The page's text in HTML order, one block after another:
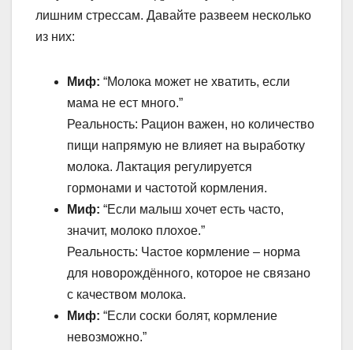
лишним стрессам. Давайте развеем несколько
из них:
Миф: “Молока может не хватить, если
мама не ест много.”
Реальность: Рацион важен, но количество
пищи напрямую не влияет на выработку
молока. Лактация регулируется
гормонами и частотой кормления.
Миф: “Если малыш хочет есть часто,
значит, молоко плохое.”
Реальность: Частое кормление – норма
для новорождённого, которое не связано
с качеством молока.
Миф: “Если соски болят, кормление
невозможно.”